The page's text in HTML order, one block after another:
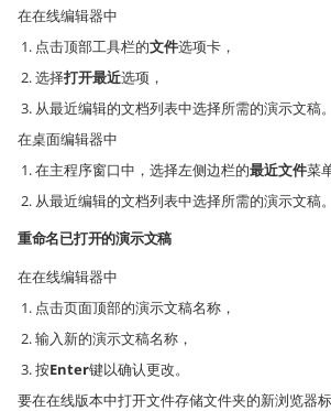
在在线编辑器中
点击顶部工具栏的文件选项卡，
选择打开最近选项，
从最近编辑的文档列表中选择所需的演示文稿。
在桌面编辑器中
在主程序窗口中，选择左侧边栏的最近文件菜
从最近编辑的文档列表中选择所需的演示文稿。
重命名已打开的演示文稿
在在线编辑器中
点击页面顶部的演示文稿名称，
输入新的演示文稿名称，
按Enter键以确认更改。
要在在线版本中打开文件存储文件夹的新浏览器